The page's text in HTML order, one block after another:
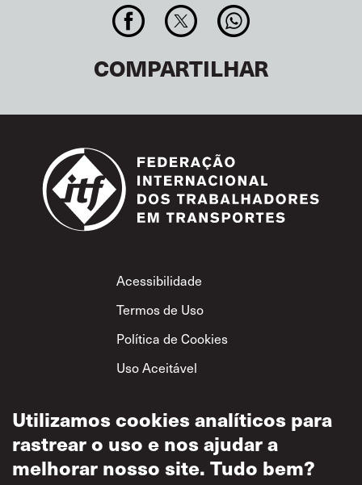
COMPARTILHAR
Footer
Acessibilidade
Termos de Uso
Política de Cookies
Uso Aceitável
Privacidade
Política de Respeito
Utilizamos cookies analíticos para
rastrear o uso e nos ajudar a
melhorar nosso site. Tudo bem?